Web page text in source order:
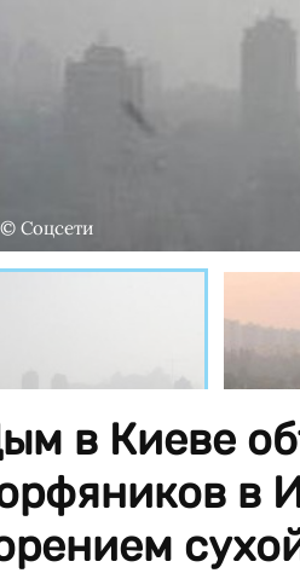
© Соцсети
в Киеве
в